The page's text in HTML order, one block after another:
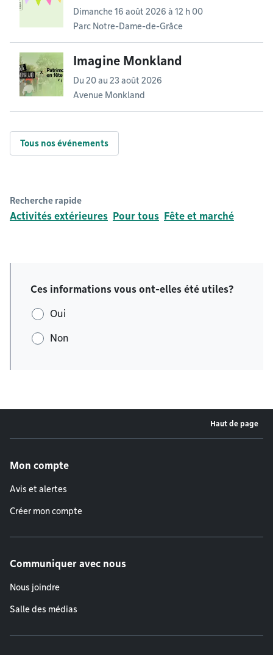
Dimanche 16 août 2026 à 12 h 00
Parc Notre-Dame-de-Grâce
Imagine Monkland
Du 20au 23 août 2026
Avenue Monkland
Tous nos événements
Recherche rapide
Activités extérieures Pour tous Fête et marché
Ces informations vous ont-elles été utiles?
Oui
Non
Haut de page
Mon compte
Avis et alertes
Créer mon compte
Communiquer avec nous
Nous joindre
Salle des médias